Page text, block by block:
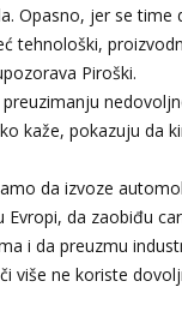
Opasno, jer se time
tehnološki,
Piroški.
kaže, pokazuju da
da izvoze
Evropi, da zaobiđu
i da preuzmu
više ne koriste